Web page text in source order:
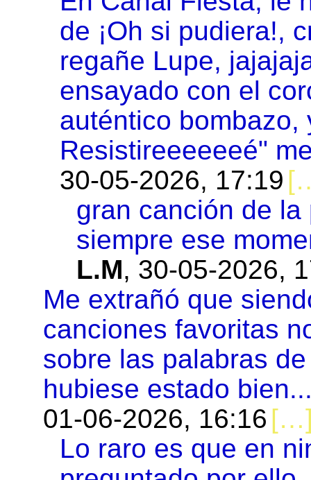
de ¡Oh si pudiera!,
regañe Lupe,
ensayado con el
auténtico
Resistireeeeeeé"
30-05-2026, 17:19
gran canción de
siempre ese
L.M, 30-05-2026,
Me extrañó que
canciones favoritas
sobre las palabras
hubiese estado
01-06-2026, 16:16
Lo raro es que en